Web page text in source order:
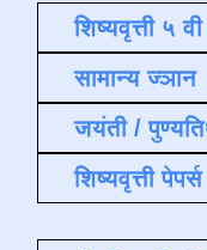
शिष्यवृत्ती ५ वी
सामान्य ज्ञान
जयंती /
शिष्यवृत्ती